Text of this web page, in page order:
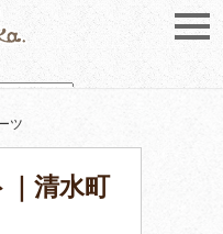
by
ツ
清水町